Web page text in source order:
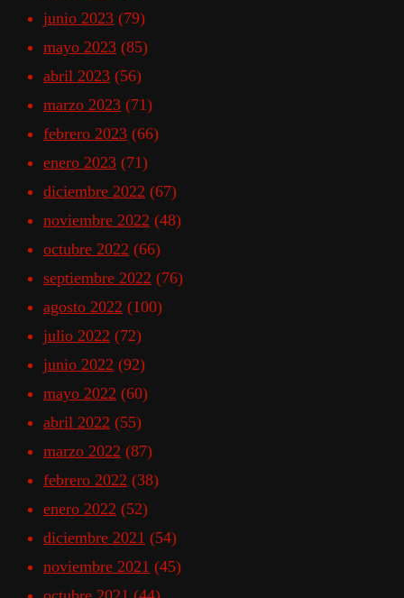
junio 2023 (79)
mayo 2023 (85)
abril 2023 (56)
marzo 2023 (71)
febrero 2023 (66)
enero 2023 (71)
diciembre 2022 (67)
noviembre 2022 (48)
octubre 2022 (66)
septiembre 2022 (76)
agosto 2022 (100)
julio 2022 (72)
junio 2022 (92)
mayo 2022 (60)
abril 2022 (55)
marzo 2022 (87)
febrero 2022 (38)
enero 2022 (52)
diciembre 2021 (54)
noviembre 2021 (45)